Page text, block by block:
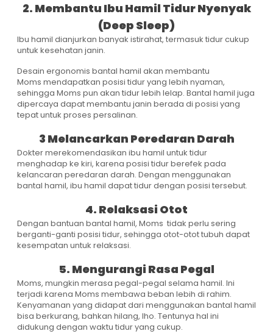
2. Membantu Ibu Hamil Tidur Nyenyak
(Deep Sleep)
Ibu hamil dianjurkan banyak istirahat, termasuk tidur cukup
untuk kesehatan janin.
Desain ergonomis bantal hamil akan membantu
Moms mendapatkan posisi tidur yang lebih nyaman,
sehingga Moms pun akan tidur lebih lelap. Bantal hamil juga
dipercaya dapat membantu janin berada di posisi yang
tepat untuk proses persalinan.
3 Melancarkan Peredaran Darah
Dokter merekomendasikan ibu hamil untuk tidur
menghadap ke kiri, karena posisi tidur berefek pada
kelancaran peredaran darah. Dengan menggunakan
bantal hamil, ibu hamil dapat tidur dengan posisi tersebut.
4. Relaksasi Otot
Dengan bantuan bantal hamil, Moms tidak perlu sering
berganti-ganti posisi tidur, sehingga otot-otot tubuh dapat
kesempatan untuk relaksasi.
5. Mengurangi Rasa Pegal
Moms, mungkin merasa pegal-pegal selama hamil. Ini
terjadi karena Moms membawa beban lebih di rahim.
Kenyamanan yang didapat dari menggunakan bantal hamil
bisa berkurang, bahkan hilang, lho. Tentunya hal ini
didukung dengan waktu tidur yang cukup.